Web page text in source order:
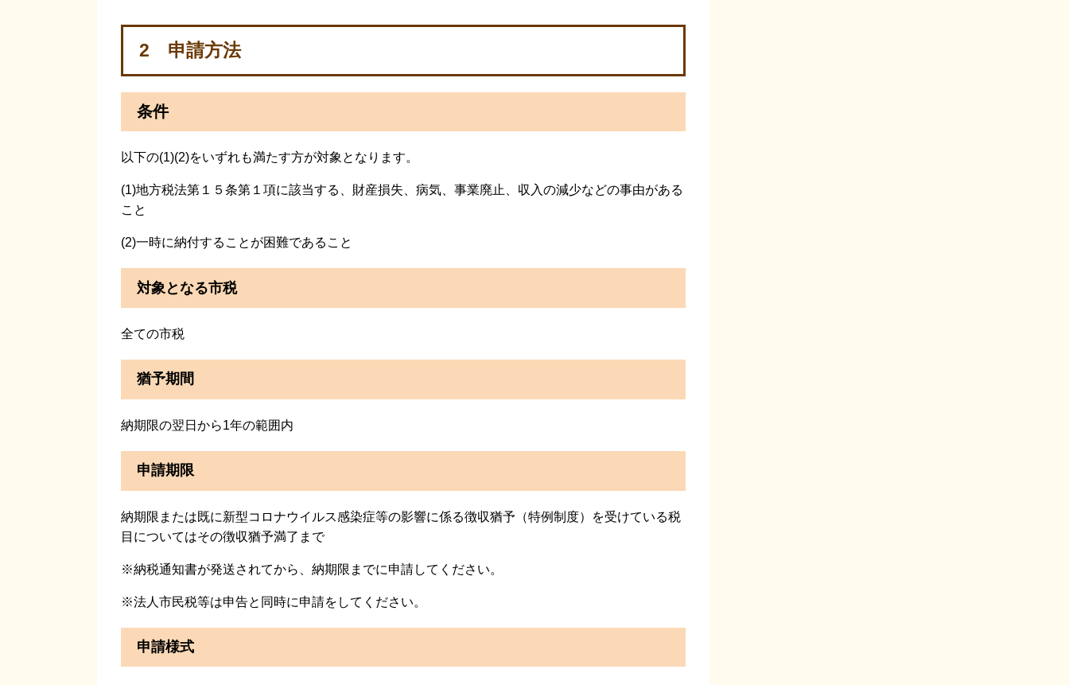
2 申請方法
条件
以下の(1)(2)をいずれも満たす方が対象となります。
(1)地方税法第１５条第１項に該当する、財産損失、病気、事業廃止、収入の減少などの事由がある
こと
(2)一時に納付することが困難であること
対象となる市税
全ての市税
猶予期間
納期限の翌日から1年の範囲内
申請期限
納期限または既に新型コロナウイルス感染症等の影響に係る徴収猶予（特例制度）を受けている税
目についてはその徴収猶予満了まで
※納税通知書が発送されてから、納期限までに申請してください。
※法人市民税等は申告と同時に申請をしてください。
申請様式